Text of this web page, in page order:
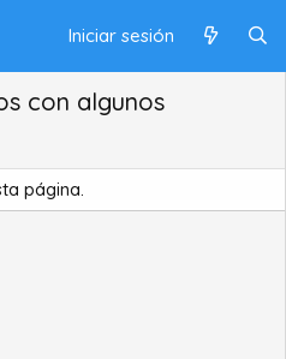
Iniciar sesión
con algunos
página.